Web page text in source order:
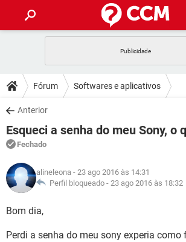
CELULAR FACEBOOK
OUTLOOK
INSTAGRAM GMAIL
GUIA DE COMPRAS
DICAS
JOGOS WHATSAPP
OUTLOOK
INSTAGRAM
GUIA DE COMPRAS
DOWNLOADS
JOGOS WHATSAPP
CELULAR
OUTLOOK EXCEL
INSTAGRAM
GUIA DE COMPRAS
FÓRUM
JOGOS
CELULAR FACEBOOK
GLOSSÁRIO
JOGOS
CELULAR
OUTLOOK EXCEL
Fórum Softwares e aplicativos
Anterior
Esqueci a senha do meu Sony, o
Fechado
alineleona - 23 ago 2016 às 14:31
Perfil bloqueado - 23 ago 2016 às 18:32
Bom dia,
Perdi a senha do meu sony experia como